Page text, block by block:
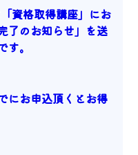
資格取得講座」にお
了のお知らせ」を送
。
にお申込頂くとお得